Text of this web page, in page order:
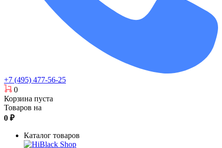
+7 (495) 477-56-25
0
Корзина пуста
Товаров на
0 ₽
Каталог товаров